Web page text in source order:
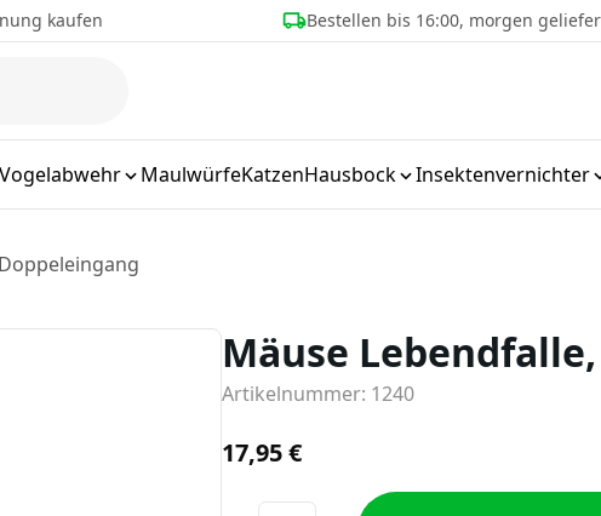
bis 16:00, morgen geliefert Über 25 Jahre Erfahrung
Vogelabwehr MaulwürfeKatzenHausbock Insektenvernichter
Mäuse
Artikelnummer: 1240
17,95€